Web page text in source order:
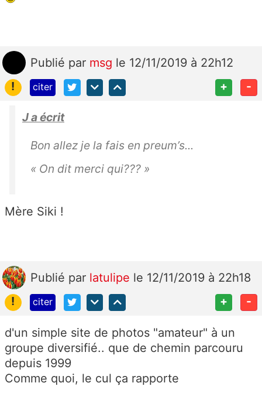
Publié par msg le 12/11/2019 à 22h12
!
citer + -
J a écrit
Bon allez je la fais en preum’s...
« On dit merci qui??? »
Mère Siki !
Publié par latulipe le 12/11/2019 à 22h18
!
citer + -
d'un simple site de photos "amateur" à un
groupe diversifié.. que de chemin parcouru
depuis 1999
Comme quoi, le cul ça rapporte